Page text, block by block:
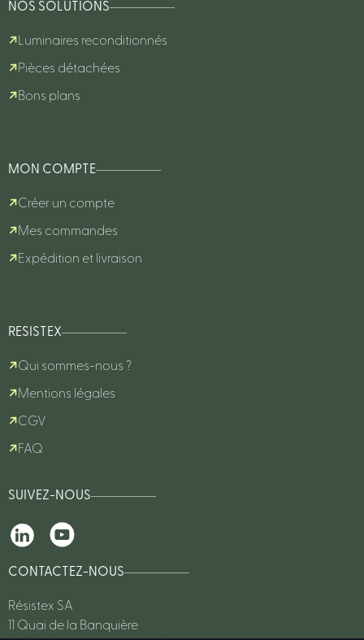
NOS SOLUTIONS
Luminaires reconditionnés
Pièces détachées
Bons plans
MON COMPTE
Créer un compte
Mes commandes
Expédition et livraison
RESISTEX
Qui sommes-nous ?
Mentions légales
CGV
FAQ
SUIVEZ-NOUS
CONTACTEZ-NOUS
Résistex SA
11 Quai de la Banquière